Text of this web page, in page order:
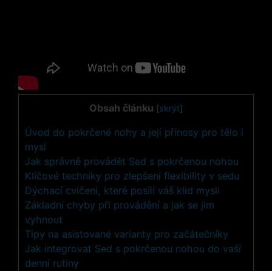
Obsah článku [skrýt]
Úvod do pokrčené nohy a její přínosy pro tělo i
mysl
Jak správně provádět Sed s pokrčenou nohou
Klíčové techniky pro zlepšení flexibility v sedu
Dýchací cvičení, které posílí váš klid mysli
Základní chyby při provádění a jak se jim
vyhnout
Tipy na asistované varianty pro začátečníky
Jak integrovat Sed s pokrčenou nohou do vaší
denní rutiny